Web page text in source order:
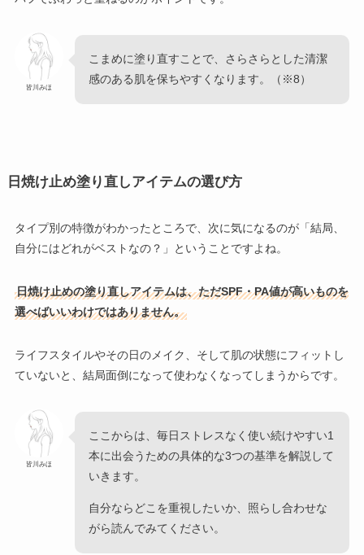
皆川みほ
こまめに塗り直すことで、さらさらとした清潔
感のある肌を保ちやすくなります。（※8）
日焼け止め塗り直しアイテムの選び方
タイプ別の特徴がわかったところで、次に気になるのが「結局、
自分にはどれがベストなの？」ということですよね。
日焼け止めの塗り直しアイテムは、ただSPF・PA値が高いものを
選べばいいわけではありません。
ライフスタイルやその日のメイク、そして肌の状態にフィットし
ていないと、結局面倒になって使わなくなってしまうからです。
皆川みほ
ここからは、毎日ストレスなく使い続けやすい1
本に出会うための具体的な3つの基準を解説して
いきます。
自分ならどこを重視したいか、照らし合わせな
がら読んでみてください。